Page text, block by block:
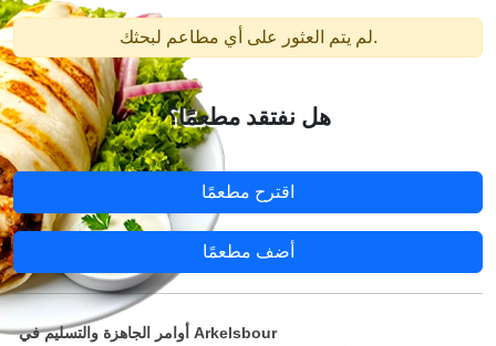
لم يتم العثور على أي مطاعم لبحثك.
هل نفتقد مطعمًا؟
اقترح مطعمًا
أضف مطعمًا
أوامر الجاهزة والتسليم في Arkelsbour